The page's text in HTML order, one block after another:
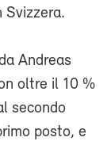
Svizzera.
Andreas
oltre il 10 %
secondo
posto, e